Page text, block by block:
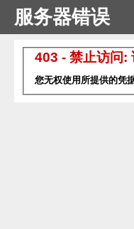
服务器错误
403 - 禁止访问:
您无权使用所提供的凭